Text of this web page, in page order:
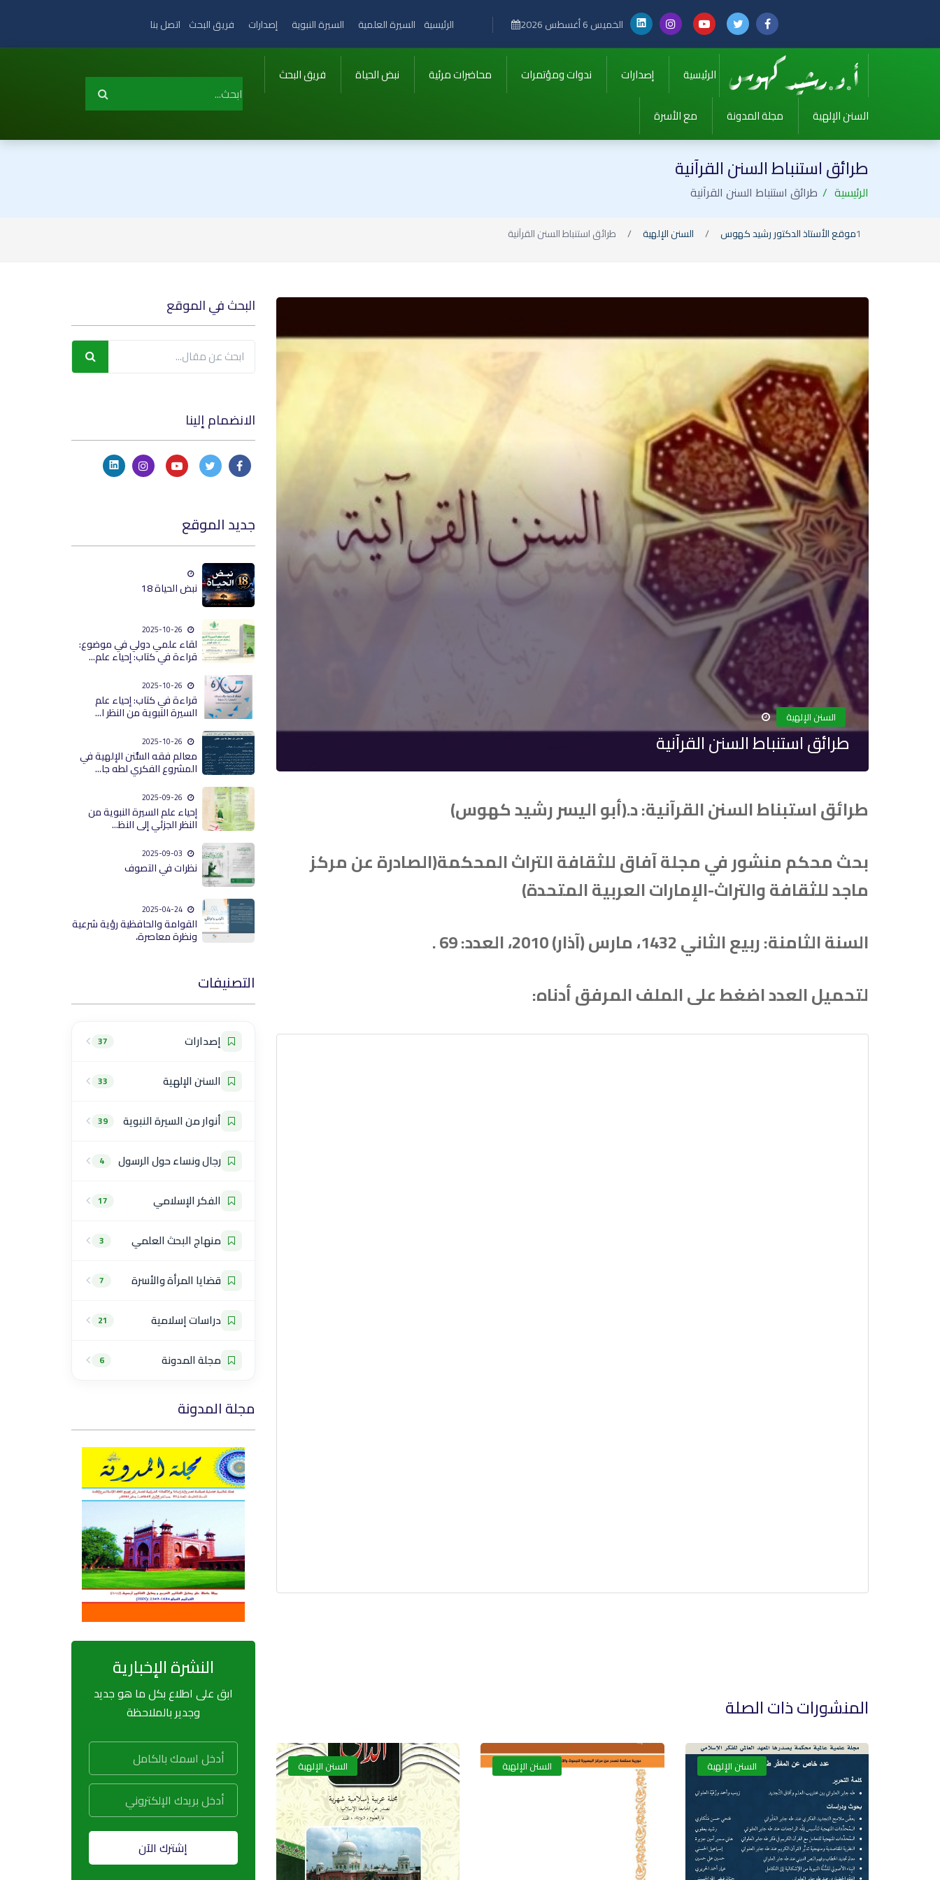
الخميس 6 أغسطس 2026 الرئيسية السيرة العلمية السيرة النبوية إصدارات فريق البحث اتصل بنا
الرئيسية إصدارات ندوات ومؤتمرات محاضرات مرئية نبض الحياة فريق البحث
السنن الإلهية مجلة المدونة مع الأسرة
طرائق استنباط السنن القرآنية
الرئيسية طرائق استنباط السنن القرآنية
موقع الأستاذ الدكتور رشيد كهوس السنن الإلهية طرائق استنباط السنن القرآنية
السنن الإلهية
طرائق استنباط السنن القرآنية
طرائق استبناط السنن القرآنية: د.(أبو اليسر رشيد كهوس)
بحث محكم منشور في مجلة آفاق للثقافة التراث المحكمة(الصادرة عن مركز
ماجد للثقافة والتراث-الإمارات العربية المتحدة)
السنة الثامنة: ربيع الثاني 1432، مارس (آذار) 2010، العدد: 69 .
لتحميل العدد اضغط على الملف المرفق أدناه:
المنشورات ذات الصلة
السنن الإلهية السنن الإلهية السنن الإلهية
البحث في الموقع
الانضمام إلينا
جديد الموقع
نبض الحياة 18
لقاء علمي دولي في موضوع:
قراءة في كتاب: إحياء علم...
قراءة في كتاب: إحياء علم
السيرة النبوية من النظر ا...
معالم فقه السُّنن الإلهية في
المشروع الفكري لطه جا...
إحياء علم السيرة النبوية من
النظر الجزئي إلى النظ...
نظرات في التصوف
2025-04-24
القوامة والحافظية رؤية شرعية
ونظرة معاصرة،
التصنيفات
إصدارات 37
السنن الإلهية 33
أنوار من السيرة النبوية 39
رجال ونساء حول الرسول 4
الفكر الإسلامي 17
منهاج البحث العلمي 3
قضايا المرأة والأسرة 7
دراسات إسلامية 21
مجلة المدونة 6
مجلة المدونة
النشرة الإخبارية
ابق على اطلاع بكل ما هو جديد
وجدير بالملاحظة
إشترك الآن